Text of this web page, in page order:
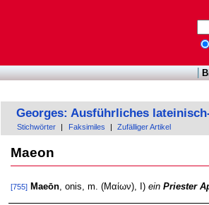
Georges: Ausführliches
Stichwörter Faksimiles Zufälliger Artikel
Maeon
[755] Maeōn, onis, m. (Μαίων), I) ein Priester